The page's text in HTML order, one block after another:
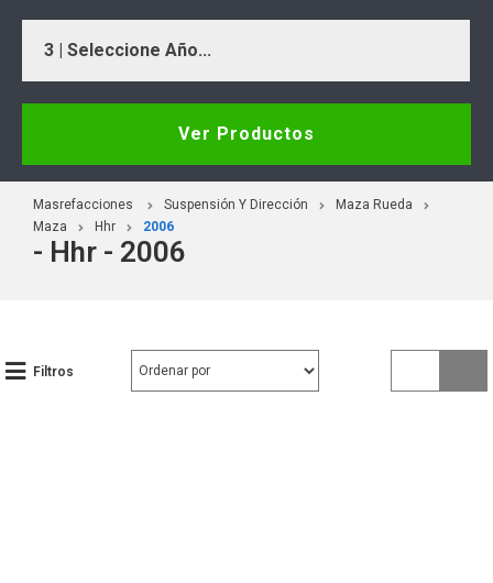
3 | Seleccione Año...
Ver Productos
Masrefacciones Suspensión Y Dirección
Maza Rueda
Maza
Hhr 2006
- Hhr - 2006
Filtros